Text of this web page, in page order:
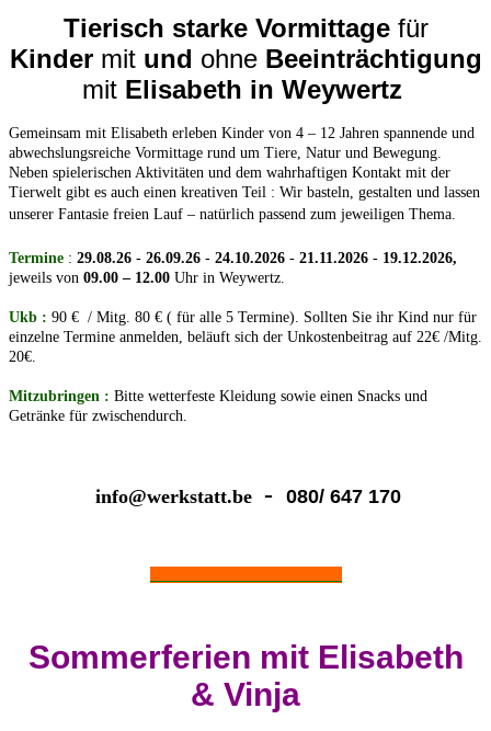
Tierisch starke Vormittage für
Kinder mitund ohneBeeinträchtigung
mit Elisabeth in Weywertz
Gemeinsam mit Elisabeth erleben Kinder von 4 – 12 Jahren spannende und
abwechslungsreiche Vormittage rund um Tiere, Natur und Bewegung.
Neben spielerischen Aktivitäten und dem wahrhaftigen Kontakt mit der
Tierwelt gibt es auch einen kreativen Teil : Wir basteln, gestalten und lassen
unserer Fantasie freien Lauf – natürlich passend zum jeweiligen Thema.
Termine : 29.08.26 - 26.09.26 - 24.10.2026 - 21.11.2026 - 19.12.2026,
jeweils von 09.00 – 12.00 Uhr in Weywertz.
Ukb : 90 € / Mitg. 80 € ( für alle 5 Termine). Sollten Sie ihr Kind nur für
einzelne Termine anmelden, beläuft sich der Unkostenbeitrag auf 22€ /Mitg.
20€.
Mitzubringen : Bitte wetterfeste Kleidung sowie einen Snacks und
Getränke für zwischendurch.
info@werkstatt.be - 080/ 647 170
Sommerferien mit Elisabeth
& Vinja